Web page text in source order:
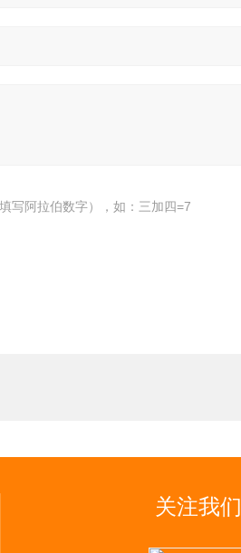
写阿拉伯数字），如：三加四=7
关注我们